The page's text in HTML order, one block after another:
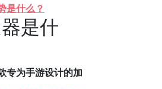
是什么？
是什
专为手游设计的加